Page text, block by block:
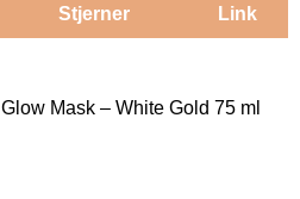
Stjerner Link
Mask – White Gold 75 ml